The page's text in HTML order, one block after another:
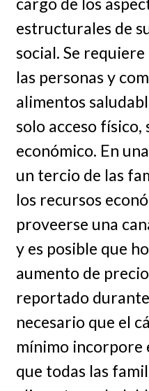
estructurales de
social. Se
las personas y
alimentos
solo acceso físico,
económico. En
un tercio de las
los recursos
proveerse una
y es posible que
aumento de
reportado
necesario que el
mínimo incorpore
que todas las